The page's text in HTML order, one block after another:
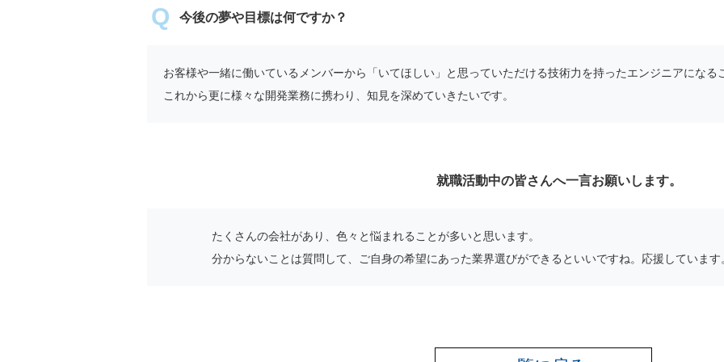
今後の夢や目標は何ですか？
お客様や一緒に働いているメンバーから「いてほしい」と思っていただける技術力を持ったエンジニアになる
これから更に様々な開発業務に携わり、知見を深めていきたいです。
就職活動中の皆さんへ一言お願いします。
たくさんの会社があり、色々と悩まれることが多いと思います。
分からないことは質問して、ご自身の希望にあった業界選びができるといいですね。応援しています